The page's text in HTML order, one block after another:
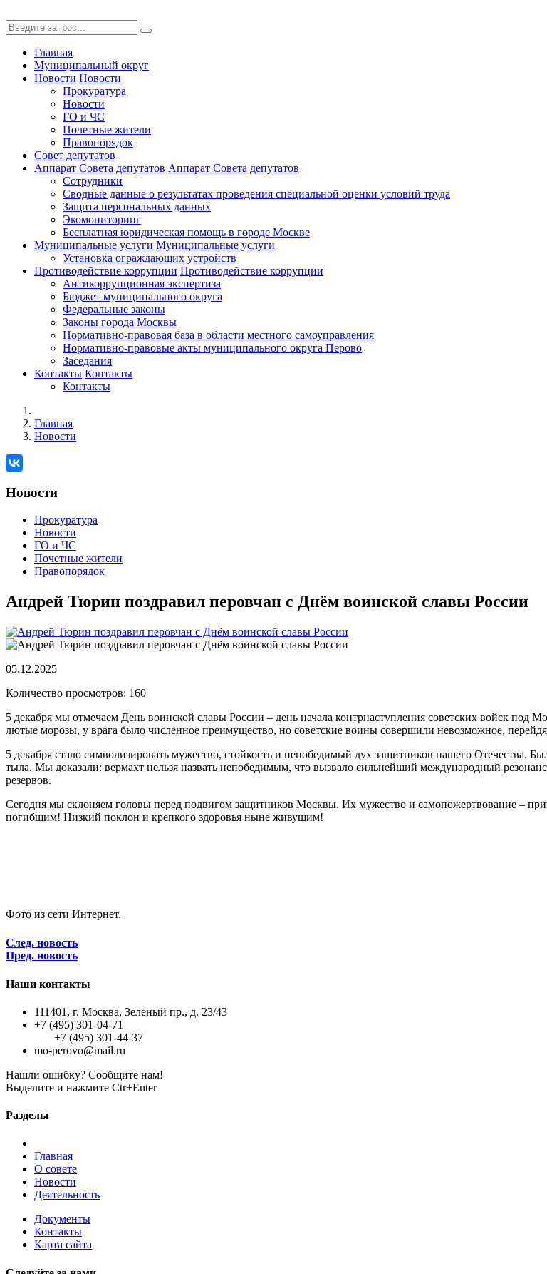
Главная
Муниципальный округ
Новости Новости
Прокуратура
Новости
ГО и ЧС
Почетные жители
Правопорядок
Совет депутатов
Аппарат Совета депутатов Аппарат Совета депутатов
Сотрудники
Сводные данные о результатах проведения специальной оценки условий труда
Защита персональных данных
Экомониторинг
Бесплатная юридическая помощь в городе Москве
Муниципальные услуги Муниципальные услуги
Установка ограждающих устройств
Противодействие коррупции Противодействие коррупции
Антикоррупционная экспертиза
Бюджет муниципального округа
Федеральные законы
Законы города Москвы
Нормативно-правовая база в области местного самоуправления
Нормативно-правовые акты муниципального округа Перово
Заседания
Контакты Контакты
Контакты
Главная
Новости
Новости
Прокуратура
Новости
ГО и ЧС
Почетные жители
Правопорядок
Андрей Тюрин поздравил перовчан с Днём воинской славы России
05.12.2025
Количество просмотров: 160
5 декабря мы отмечаем День воинской славы России – день начала контрнаступления советских войск под
лютые морозы, у врага было численное преимущество, но советские воины совершили невозможное,
5 декабря стало символизировать мужество, стойкость и непобедимый дух защитников нашего Отечества.
тыла. Мы доказали: вермахт нельзя назвать непобедимым, что вызвало сильнейший международный
резервов.
Сегодня мы склоняем головы перед подвигом защитников Москвы. Их мужество и самопожертвование –
погибшим! Низкий поклон и крепкого здоровья ныне живущим!
Фото из сети Интернет.
След. новость
Пред. новость
Наши контакты
111401, г. Москва, Зеленый пр., д. 23/43
+7 (495) 301-04-71
+7 (495) 301-44-37
mo-perovo@mail.ru
Нашли ошибку? Сообщите нам!
Выделите и нажмите Ctr+Enter
Разделы
Главная
О совете
Новости
Деятельность
Документы
Контакты
Карта сайта